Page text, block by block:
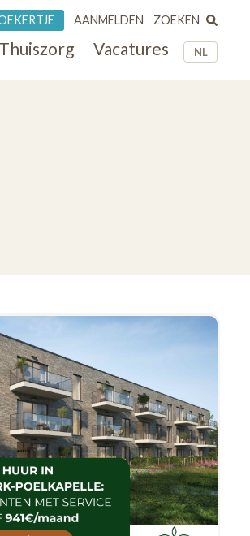
NL
Thuiszorg Vacatures
AANMELDEN ZOEKEN